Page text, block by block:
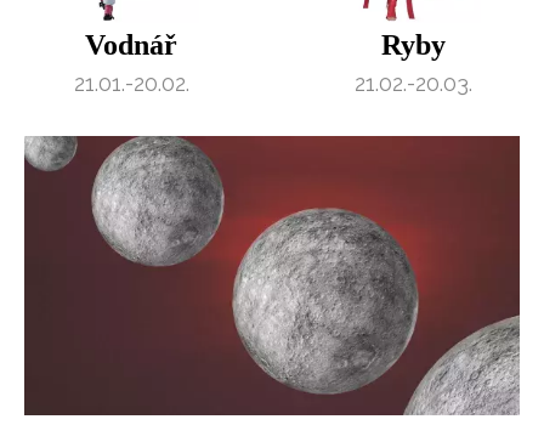
Vodnář
21.01.-20.02.
Ryby
21.02.-20.03.